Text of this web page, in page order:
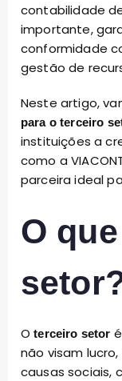
contabilidade
importante,
conformidade
gestão de
Neste artigo,
para o terceiro
instituições a
como a
parceira ideal
O
Oterceiro setor
não visam
causas sociais,